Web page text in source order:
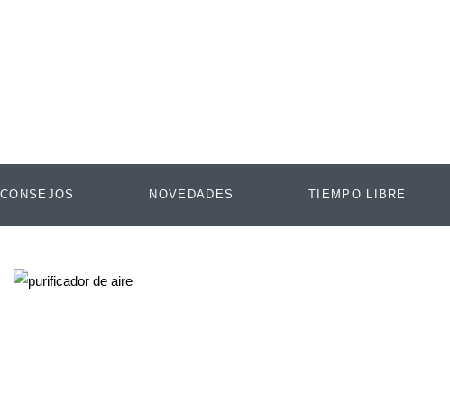
CONSEJOS NOVEDADES TIEMPO LIBRE